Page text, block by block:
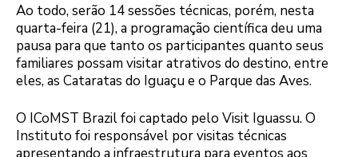
Ao todo, serão 14 sessões técnicas, porém, nesta
quarta-feira (21), a programação científica deu uma
pausa para que tanto os participantes quanto seus
familiares possam visitar atrativos do destino, entre
eles, as Cataratas do Iguaçu e o Parque das Aves.
O ICoMST Brazil foi captado pelo Visit Iguassu. O
Instituto foi responsável por visitas técnicas